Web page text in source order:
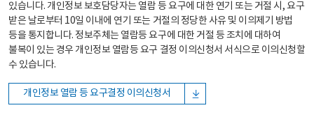
있습니다. 개인정보 보호담당자는 열람 등 요구에 대한 연기 또는 거절 시, 요구
받은 날로부터 10일 이내에 연기 또는 거절의 정당한 사유 및 이의제기 방법
등을 통지합니다. 정보주체는 열람등 요구에 대한 거절 등 조치에 대하여
불복이 있는 경우 개인정보 열람등 요구 결정 이의신청서 서식으로 이의신청할
수 있습니다.
개인정보 열람 등 요구결정 이의신청서